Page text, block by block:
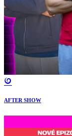
AFTER SHOW